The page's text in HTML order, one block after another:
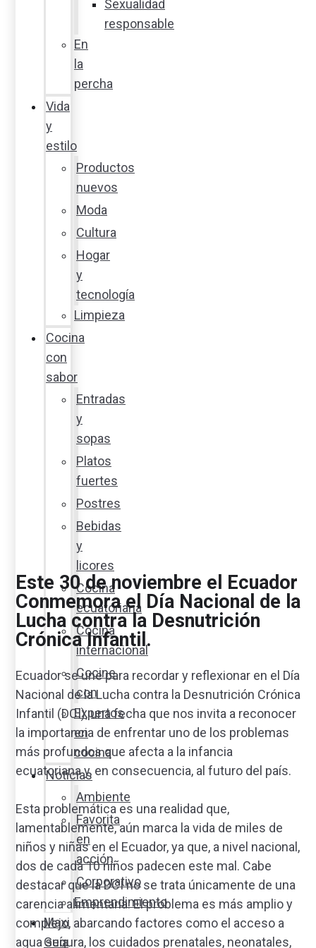
Sexualidad
responsable
En
la
percha
Vida
y
estilo
Productos
nuevos
Moda
Cultura
Hogar
y
tecnología
Limpieza
Cocina
con
sabor
Entradas
y
sopas
Platos
fuertes
Postres
Bebidas
y
licores
Cocina
ecuatoriana
Cocina
internacional
Cocine
con
Expertos
en
cocina
Noticias
Ambiente
Favorita
en
acción
Corporativo
Emprendimiento
Maxi
Guía
Este 30 de noviembre el Ecuador
Conmemora el Día Nacional de la
Lucha contra la Desnutrición
Crónica Infantil.
Ecuador se une para recordar y reflexionar en el Día
Nacional de la Lucha contra la Desnutrición Crónica
Infantil (DCI), una fecha que nos invita a reconocer
la importancia de enfrentar uno de los problemas
más profundos que afecta a la infancia
ecuatoriana y, en consecuencia, al futuro del país.
Esta problemática es una realidad que,
lamentablemente, aún marca la vida de miles de
niños y niñas en el Ecuador, ya que, a nivel nacional,
dos de cada 10 niños padecen este mal. Cabe
destacar que la DCI no se trata únicamente de una
carencia alimentaria. El problema es más amplio y
complejo, abarcando factores como el acceso a
agua segura, los cuidados prenatales, neonatales,